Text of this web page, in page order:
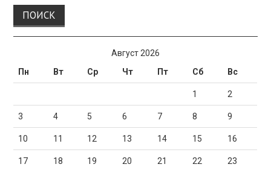
Август 2026
Пн
Вт Ср Чт Пт Сб Вс
1 2
3 4 5 6 7 8 9
10 11 12 13 14 15 16
17 18 19 20 21 22 23